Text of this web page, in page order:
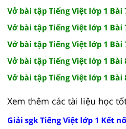
Vở bài tập Tiếng Việt lớp 1 Bài
Vở bài tập Tiếng Việt lớp 1
Vở bài tập Tiếng Việt lớp 1 Bài
Vở bài tập Tiếng Việt lớp 1 Bài
Vở bài tập Tiếng Việt lớp 1 Bài
Xem thêm các tài liệu học
Giải sgk Tiếng Việt lớp 1 Kết